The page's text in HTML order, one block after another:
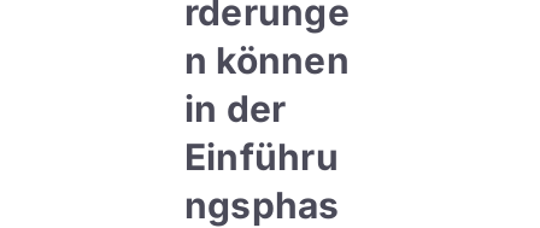
rderunge
n können
in der
Einführu
ngsphas